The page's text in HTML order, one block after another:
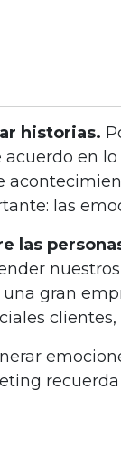
historias.
en lo
las
las
gran
clientes,
recuerda